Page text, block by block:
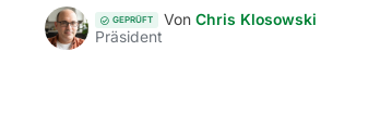
GEPRÜFT Von Chris Klosowski
Präsident